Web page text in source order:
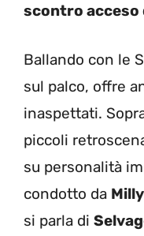
scontro acceso
Ballando con le
sul palco, offre
inaspettati.
piccoli
su personalità
condotto da
si parla di